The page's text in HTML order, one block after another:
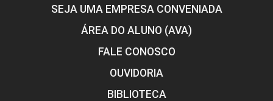
EXTENSÃO
75
SEJA UMA EMPRESA CONVENIADA
ÁREA DO ALUNO (AVA)
FALE CONOSCO
OUVIDORIA
BIBLIOTECA